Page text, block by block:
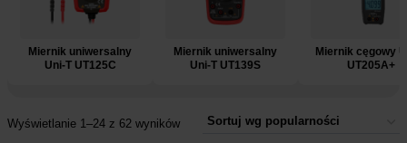
Miernik uniwersalny
Uni-T UT125C
Miernik uniwersalny
Uni-T UT139S
Miernik cęgowy
UT205A+
Wyświetlanie 1–24 z 62 wyników